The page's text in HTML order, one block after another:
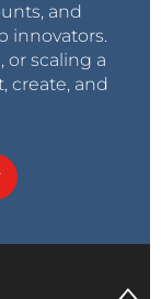
and
innovators.
or scaling a
create, and